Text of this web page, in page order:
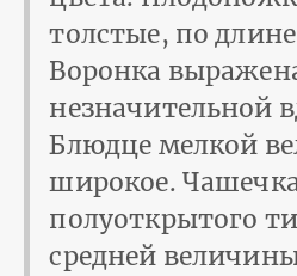
толстые, по
Воронка
незначительной
Блюдце мелкой
широкое.
полуоткрытого
средней